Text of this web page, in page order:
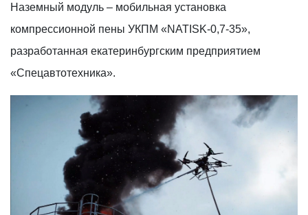
Наземный модуль – мобильная установка
компрессионной пены УКПМ «NATISK-0,7-35»,
разработанная екатеринбургским предприятием
«Спецавтотехника».